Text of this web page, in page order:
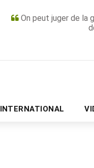
On peut juger de la
INTERNATIONAL